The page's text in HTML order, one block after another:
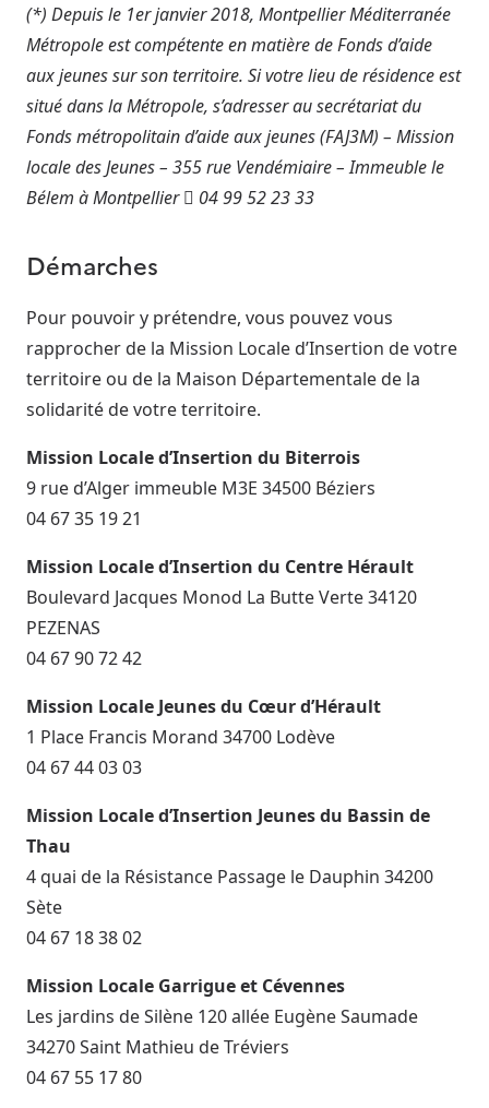
(*) Depuis le 1er janvier 2018, Montpellier Méditerranée
Métropole est compétente en matière de Fonds d’aide
aux jeunes sur son territoire. Si votre lieu de résidence est
situé dans la Métropole, s’adresser au secrétariat du
Fonds métropolitain d’aide aux jeunes (FAJ3M) – Mission
locale des Jeunes – 355 rue Vendémiaire – Immeuble le
Bélem à Montpellier  04 99 52 23 33
Démarches
Pour pouvoir y prétendre, vous pouvez vous
rapprocher de la Mission Locale d’Insertion de votre
territoire ou de la Maison Départementale de la
solidarité de votre territoire.
Mission Locale d’Insertion du Biterrois
9 rue d’Alger immeuble M3E 34500 Béziers
04 67 35 19 21
Mission Locale d’Insertion du Centre Hérault
Boulevard Jacques Monod La Butte Verte 34120
PEZENAS
04 67 90 72 42
Mission Locale Jeunes du Cœur d’Hérault
1 Place Francis Morand 34700 Lodève
04 67 44 03 03
Mission Locale d’Insertion Jeunes du Bassin de
Thau
4 quai de la Résistance Passage le Dauphin 34200
Sète
04 67 18 38 02
Mission Locale Garrigue et Cévennes
Les jardins de Silène 120 allée Eugène Saumade
34270 Saint Mathieu de Tréviers
04 67 55 17 80